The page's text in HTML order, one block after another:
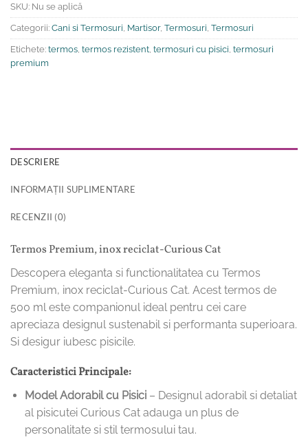
SKU: Nu se aplică
Categorii: Cani si Termosuri Martisor, Termosuri Termosuri
Etichete: termos termos rezistent termosuri cu pisici termosuri
premium
DESCRIERE
INFORMAȚII SUPLIMENTARE
RECENZII (0)
Termos Premium, inox reciclat-Curious Cat
Descopera eleganta si functionalitatea cu Termos
Premium, inox reciclat-Curious Cat. Acest termos de
500 ml este companionul ideal pentru cei care
apreciaza designul sustenabil si performanta superioara.
Si desigur iubesc pisicile.
Caracteristici Principale:
Model Adorabil cu Pisici– Designul adorabil si detaliat
al pisicutei Curious Cat adauga un plus de
personalitate si stil termosului tau.